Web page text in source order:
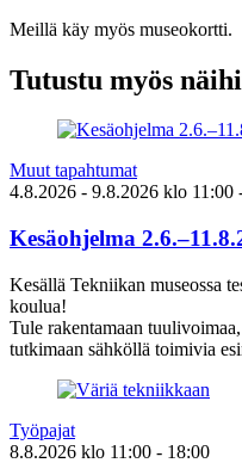
Meillä käy myös museokortti.
Tutustu myös
Muut tapahtumat
4.8.2026 - 9.8.2026 klo 11:00
Kesäohjelma
Kesällä Tekniikan museossa
koulua!
Tule rakentamaan
tutkimaan sähköllä toimivia
Työpajat
8.8.2026 klo 11:00 - 18:00